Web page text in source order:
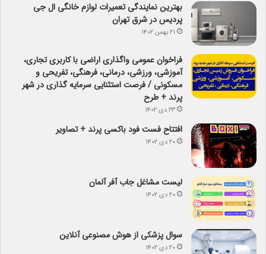
بهترین نمایندگی تعمیرات لوازم خانگی ال جی
پردیس در شرق تهران
۲۱ بهمن ۱۴۰۲
فراخوان عمومی واگذاری اراضی با کاربری تجاری،
آموزشی، ورزشی، درمانی، فرهنگی، تفریحی و
مسکونی / فرصت استثنایی سرمایه گذاری در شهر
پرند + طرح
۲۳ دی ۱۴۰۲
افتتاح فست فود باکسی پرند + تصاویر
۲۰ دی ۱۴۰۲
لیست مشاغل جاب آفر آلمان
۲۰ دی ۱۴۰۲
سوال پزشکی از هوش مصنوعی آنلاین
۲۰ دی ۱۴۰۲